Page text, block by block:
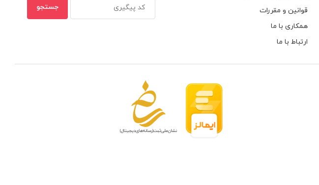
قوانین و مقررات
همکاری با ما
ارتباط با ما
هارهای اینترنال مخصوص دوربین های مدار بسته در ظرفیتهای مختلف